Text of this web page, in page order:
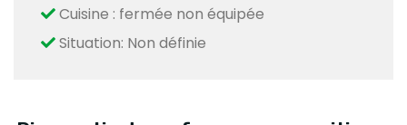
Cuisine : fermée non équipée
Situation: Non définie